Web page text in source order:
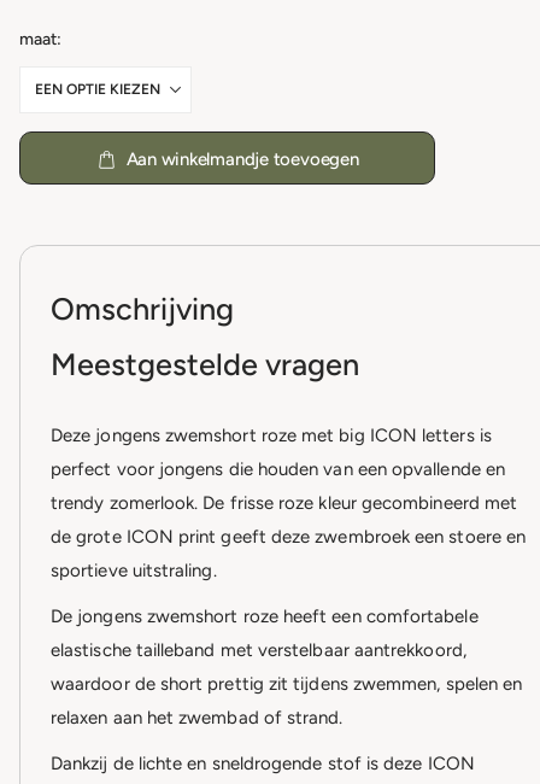
maat
Aan winkelmandje toevoegen
Omschrijving
Meestgestelde vragen
Deze jongens zwemshort roze met big ICON letters is
perfect voor jongens die houden van een opvallende en
trendy zomerlook. De frisse roze kleur gecombineerd met
de grote ICON print geeft deze zwembroek een stoere en
sportieve uitstraling.
De jongens zwemshort roze heeft een comfortabele
elastische tailleband met verstelbaar aantrekkoord,
waardoor de short prettig zit tijdens zwemmen, spelen en
relaxen aan het zwembad of strand.
Dankzij de lichte en sneldrogende stof is deze ICON